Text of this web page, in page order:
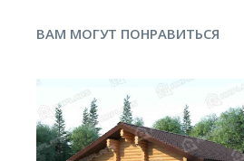
ВАМ МОГУТ ПОНРАВИТЬСЯ